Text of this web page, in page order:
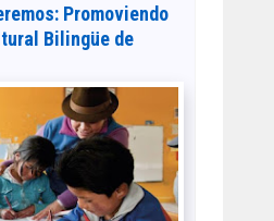
Promoviendo
Bilingüe de